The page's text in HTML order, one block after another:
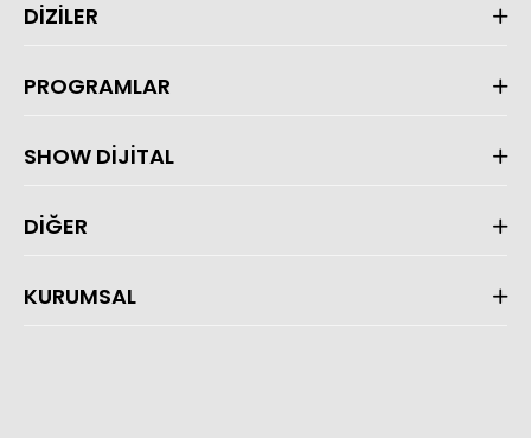
DİZİLER
PROGRAMLAR
SHOW DİJİTAL
DİĞER
KURUMSAL